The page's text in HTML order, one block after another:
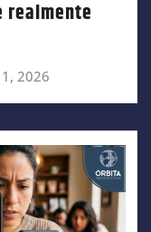
realmente
2026